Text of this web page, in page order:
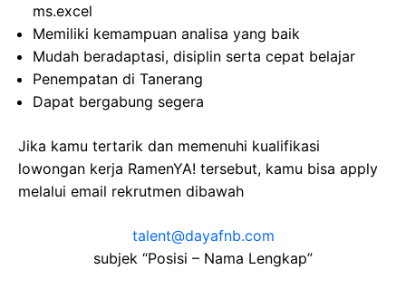
ms.excel
Memiliki kemampuan analisa yang baik
Mudah beradaptasi, disiplin serta cepat belajar
Penempatan di Tanerang
Dapat bergabung segera
Jika kamu tertarik dan memenuhi kualifikasi
lowongan kerja RamenYA! tersebut, kamu bisa apply
melalui email rekrutmen dibawah
talent@dayafnb.com
subjek “Posisi – Nama Lengkap”